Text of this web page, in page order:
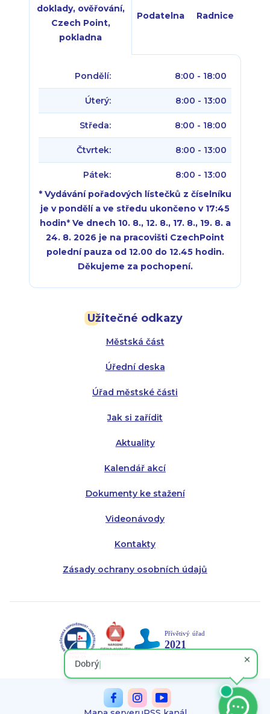
Užitečné odkazy
Městská část
Úřední deska
Úřad městské části
Jak si zařídit
Aktuality
Kalendář akcí
Dokumenty ke stažení
Videonávody
Kontakty
Zásady ochrany osobních údajů
doklady, ověřování,
Czech Point,
pokladna
Podatelna Radnice
Pondělí: 8:00 - 18:00
Úterý: 8:00 - 13:00
Středa: 8:00 - 18:00
Čtvrtek: 8:00 - 13:00
Pátek:
8:00 - 13:00
* Vydávání pořadových lístečků z číselníku
je v pondělí a ve středu ukončeno v 17:45
hodin* Ve dnech 10. 8., 12. 8., 17. 8., 19. 8. a
24. 8. 2026 je na pracovišti CzechPoint
polední pauza od 12.00 do 12.45 hodin.
Děkujeme za pochopení.
Úterý:
Středa:
Čtvrtek:
Pátek:
Úterý:
Středa:
Čtvrtek: